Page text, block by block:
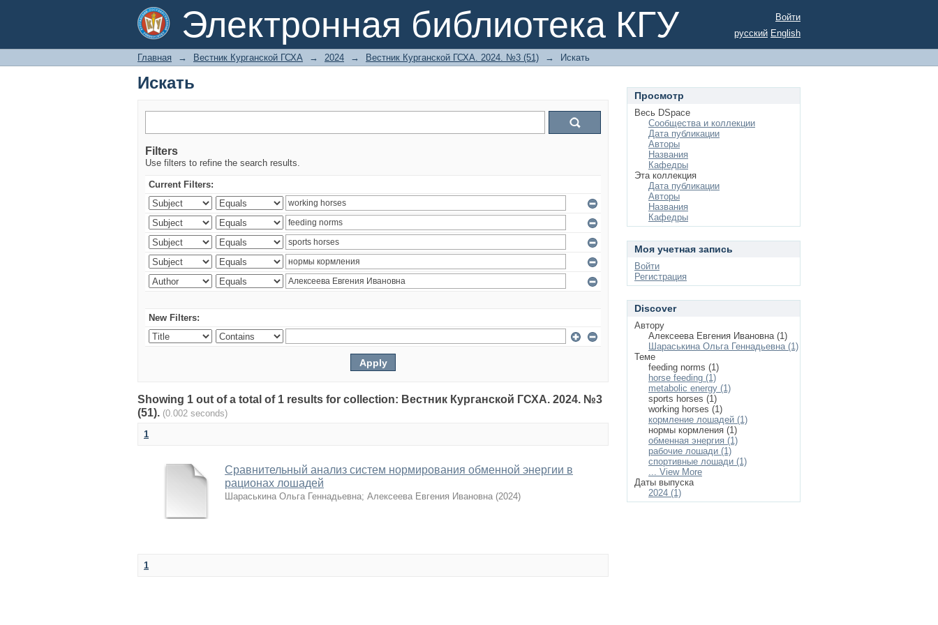
Электронная библиотека КГУ
Искать
Войти
русский English
Главная → Вестник Курганской ГСХА → 2024 → Вестник Курганской ГСХА. 2024. №3 (51) → Искать
Искать
Filters
Use filters to refine the search results.
Current Filters:
New Filters:
Showing 1 out of a total of 1 results for collection: Вестник Курганской ГСХА. 2024. №3
(51). (0.002 seconds)
1
Сравнительный анализ систем нормирования обменной энергии в
рационах лошадей
Шараськина Ольга Геннадьевна; Алексеева Евгения Ивановна (2024)
1
Просмотр
Весь DSpace
Сообщества и коллекции
Дата публикации
Авторы
Названия
Кафедры
Эта коллекция
Дата публикации
Авторы
Названия
Кафедры
Моя учетная запись
Войти
Регистрация
Discover
Автору
Алексеева Евгения Ивановна (1)
Шараськина Ольга Геннадьевна (1)
Теме
feeding norms (1)
horse feeding (1)
metabolic energy (1)
sports horses (1)
working horses (1)
кормление лошадей (1)
нормы кормления (1)
обменная энергия (1)
рабочие лошади (1)
спортивные лошади (1)
... View More
Даты выпуска
2024 (1)